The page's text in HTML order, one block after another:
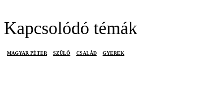
Kapcsolódó témák
MAGYAR PÉTER SZÜLŐ CSALÁD GYEREK